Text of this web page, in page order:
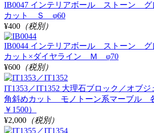
IB0047 インテリアボール ストーン
カット Ｓ φ60
¥400 （税別）
IB0044 インテリアボール ストーン
カット×ダイヤライン Ｍ φ70
¥600 （税別）
IT1353／IT1352 大理石ブロック／オブ
角斜めカット モノトーン系マーブル
￥1500）
¥2,000 （税別）